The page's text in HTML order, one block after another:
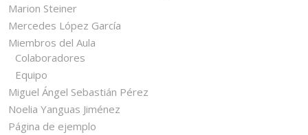
Marion Steiner
Mercedes López García
Miembros del Aula
Colaboradores
Equipo
Miguel Ángel Sebastián Pérez
Noelia Yanguas Jiménez
Página de ejemplo